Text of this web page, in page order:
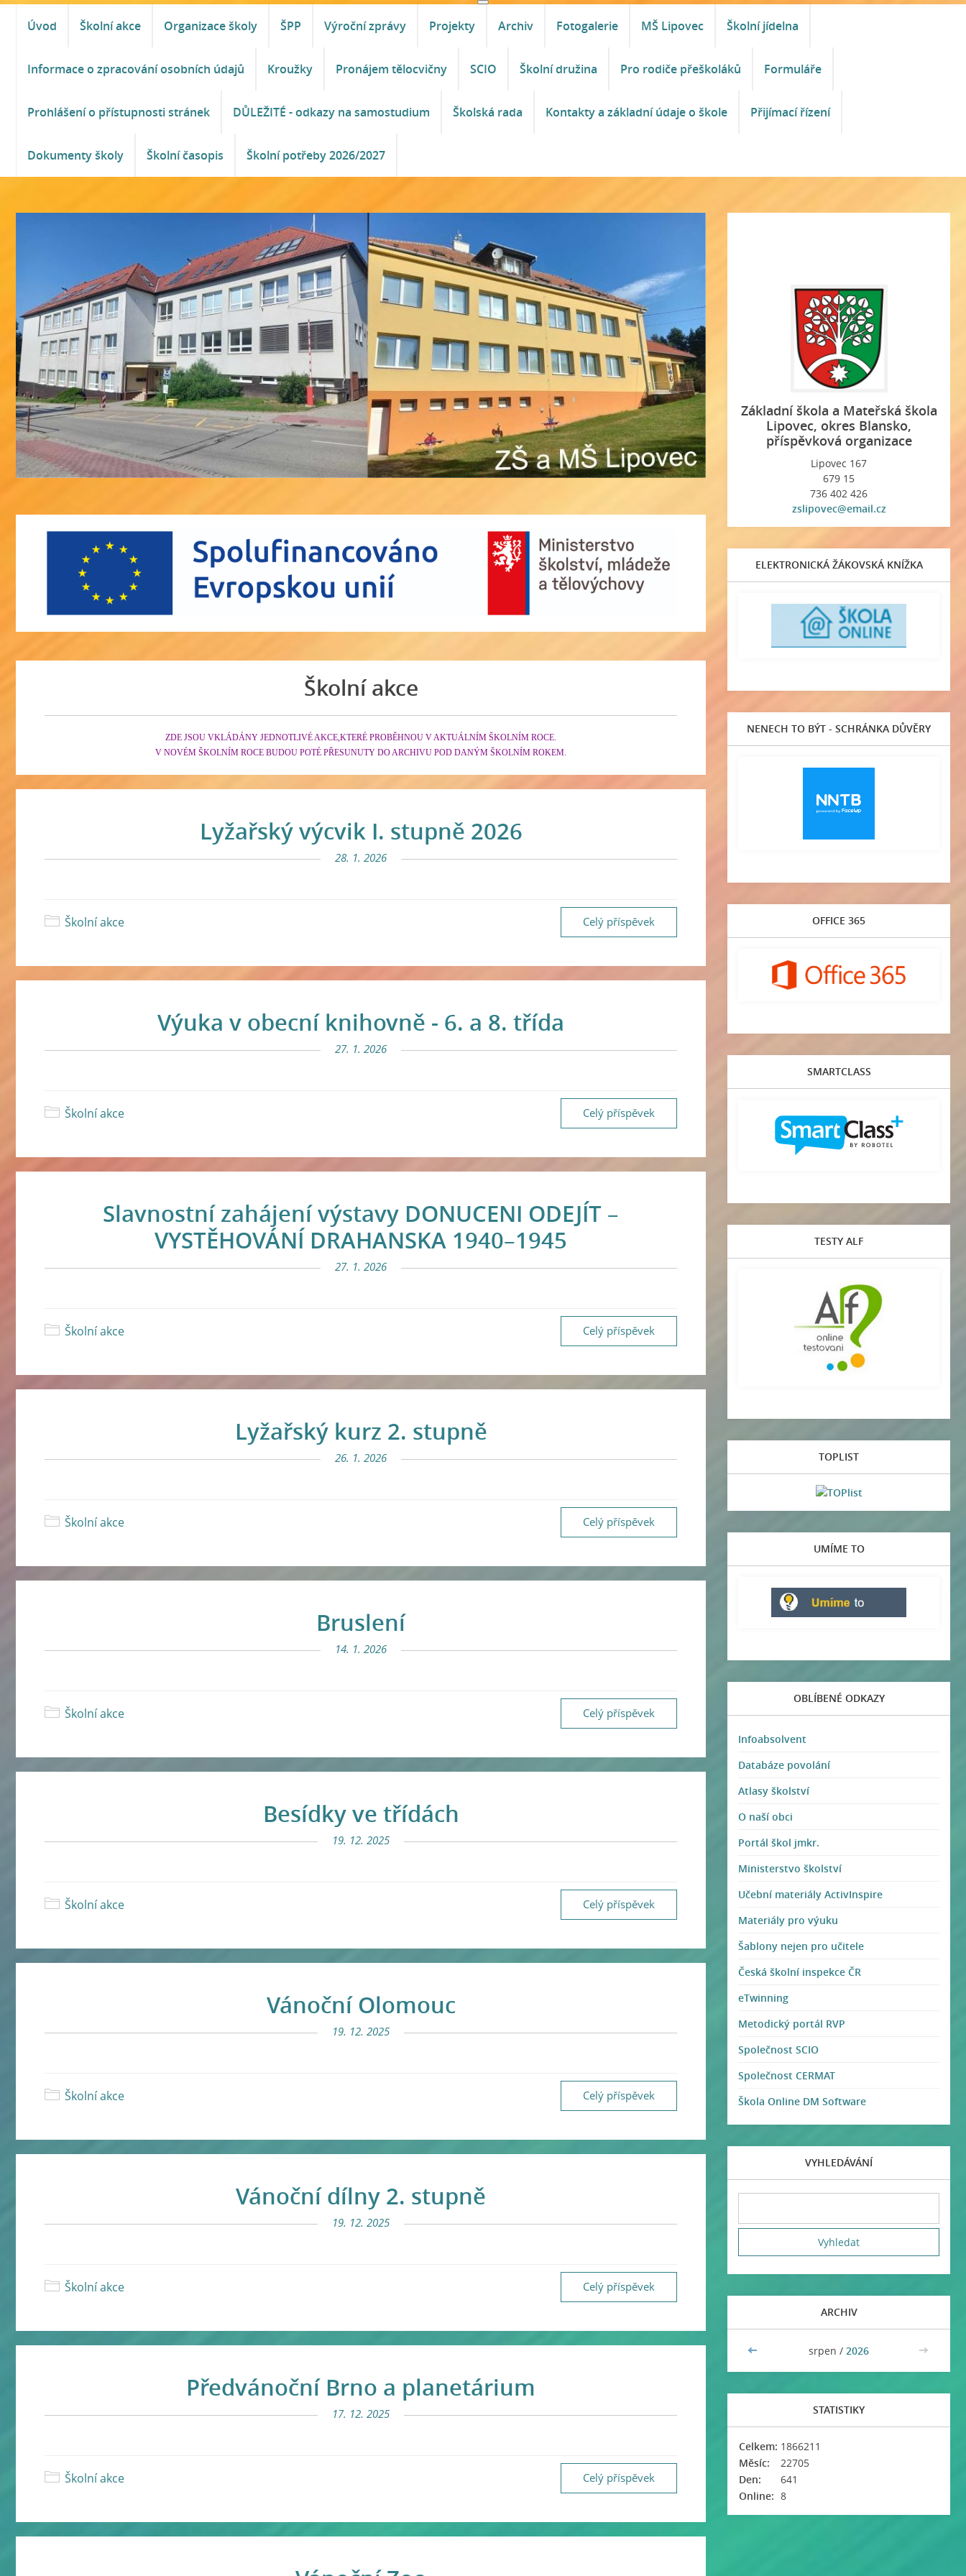
Úvod Školní akce Organizace školy ŠPP Výroční zprávy Projekty Archiv Fotogalerie MŠ Lipovec Školní jídelna
Informace o zpracování osobních údajů Kroužky Pronájem tělocvičny SCIO Školní družina Pro rodiče přeškoláků Formuláře
Prohlášení o přístupnosti stránek DŮLEŽITÉ - odkazy na samostudium Školská rada Kontakty a základní údaje o škole Přijímací řízení
Dokumenty školy Školní časopis Školní potřeby 2026/2027
Školní akce
ZDE JSOU VKLÁDÁNY JEDNOTLIVÉ AKCE,KTERÉ PROBĚHNOU V AKTUÁLNÍM ŠKOLNÍM ROCE.
V NOVÉM ŠKOLNÍM ROCE BUDOU POTÉ PŘESUNUTY DO ARCHIVU POD DANÝM ŠKOLNÍM ROKEM.
Lyžařský výcvik I. stupně 2026
28. 1. 2026
Celý příspěvek
Školní akce
Výuka v obecní knihovně - 6. a 8. třída
27. 1. 2026
Celý příspěvek
Školní akce
Slavnostní zahájení výstavy DONUCENI ODEJÍT –
VYSTĚHOVÁNÍ DRAHANSKA 1940–1945
27. 1. 2026
Celý příspěvek
Školní akce
Lyžařský kurz 2. stupně
26. 1. 2026
Celý příspěvek
Školní akce
Bruslení
14. 1. 2026
Celý příspěvek
Školní akce
Besídky ve třídách
19. 12. 2025
Celý příspěvek
Školní akce
Vánoční Olomouc
19. 12. 2025
Celý příspěvek
Školní akce
Vánoční dílny 2. stupně
19. 12. 2025
Celý příspěvek
Školní akce
Předvánoční Brno a planetárium
17. 12. 2025
Celý příspěvek
Školní akce
Základní škola a Mateřská škola
Lipovec, okres Blansko,
příspěvková organizace
Lipovec 167
679 15
736 402 426
zslipovec@email.cz
ELEKTRONICKÁ ŽÁKOVSKÁ KNÍŽKA
NENECH TO BÝT - SCHRÁNKA DŮVĚRY
OFFICE 365
SMARTCLASS
TESTY ALF
TOPLIST
UMÍME TO
OBLÍBENÉ ODKAZY
Infoabsolvent
Databáze povolání
Atlasy školství
O naší obci
Portál škol jmkr.
Ministerstvo školství
Učební materiály ActivInspire
Materiály pro výuku
Šablony nejen pro učitele
Česká školní inspekce ČR
eTwinning
Metodický portál RVP
Společnost SCIO
Společnost CERMAT
Škola Online DM Software
VYHLEDÁVÁNÍ
ARCHIV
<< srpen / 2026 >>
STATISTIKY
Online: 8
Celkem: 1866211
Měsíc:
22705
Den:
641